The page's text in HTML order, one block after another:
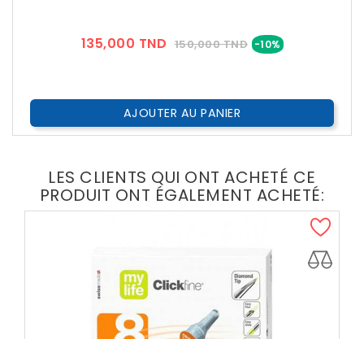
135,000 TND Prix
150,000 TND -10% Prix
AJOUTER AU PANIER
LES CLIENTS QUI ONT ACHETÉ CE
PRODUIT ONT ÉGALEMENT ACHETÉ: